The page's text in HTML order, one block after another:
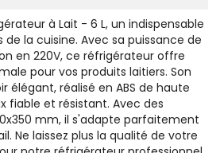
à Lait - 6 L, un indispensable
de la cuisine. Avec sa puissance de
en 220V, ce réfrigérateur offre
pour vos produits laitiers. Son
élégant, réalisé en ABS de haute
fiable et résistant. Avec des
mm, il s'adapte parfaitement
Ne laissez plus la qualité de votre